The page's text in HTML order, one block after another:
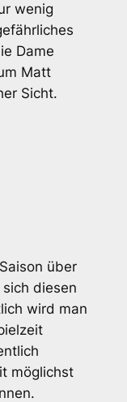
wenig
Dame
Matt
Sicht.
über
diesen
wird man
möglichst